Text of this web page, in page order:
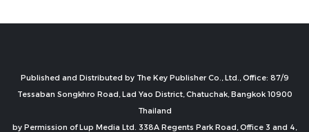
Published and Distributed by The Key Publisher Co., Ltd., Office: 87/9
Tessaban Songkhro Road, Lad Yao District, Chatuchak, Bangkok 10900
Thailand
by Permission of Lup Media Ltd. 338A Regents Park Road, Office 3 and 4,